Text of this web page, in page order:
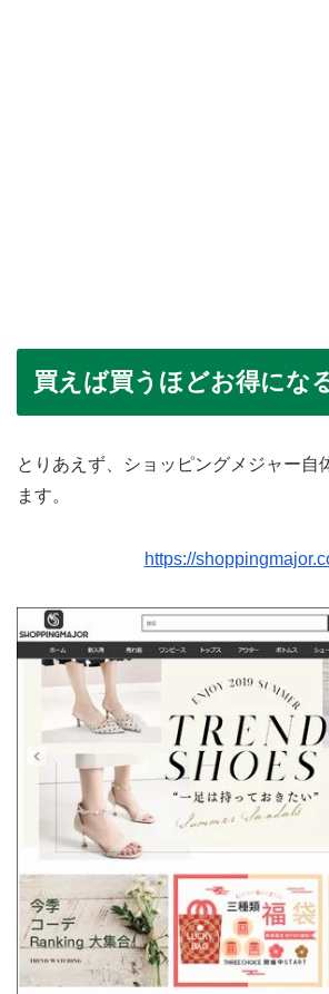
買えば買うほどお得にな
とりあえず、ショッピングメジャー自
ます。
https://